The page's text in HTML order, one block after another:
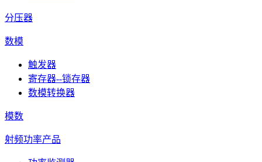
分压器
数模
触发器
寄存器--锁存器
数模转换器
模数
射频功率产品